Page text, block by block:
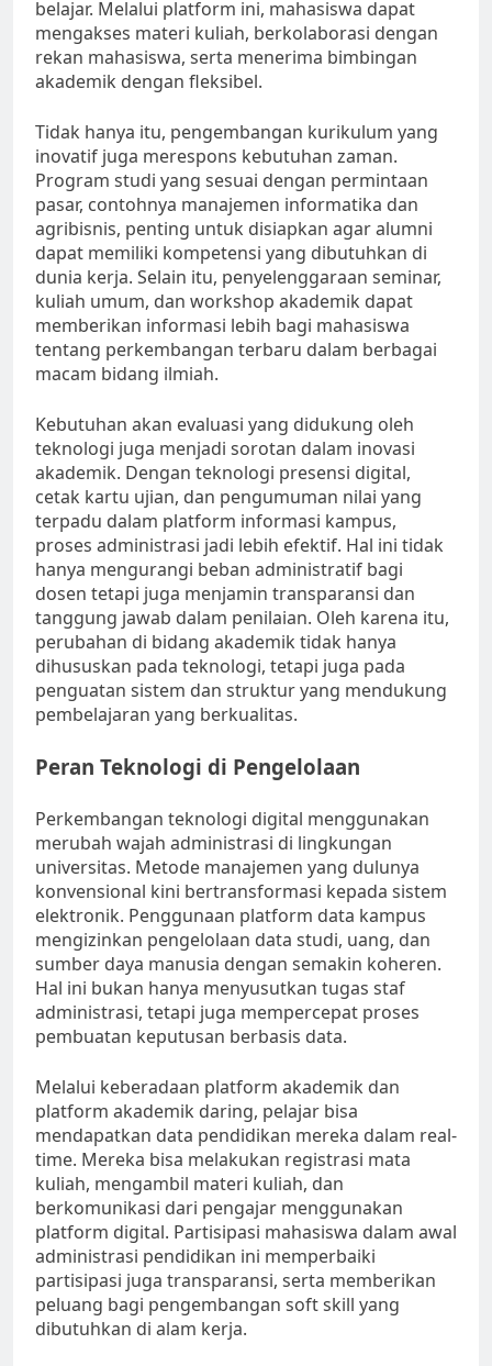
belajar. Melalui platform ini, mahasiswa dapat
mengakses materi kuliah, berkolaborasi dengan
rekan mahasiswa, serta menerima bimbingan
akademik dengan fleksibel.
Tidak hanya itu, pengembangan kurikulum yang
inovatif juga merespons kebutuhan zaman.
Program studi yang sesuai dengan permintaan
pasar, contohnya manajemen informatika dan
agribisnis, penting untuk disiapkan agar alumni
dapat memiliki kompetensi yang dibutuhkan di
dunia kerja. Selain itu, penyelenggaraan seminar,
kuliah umum, dan workshop akademik dapat
memberikan informasi lebih bagi mahasiswa
tentang perkembangan terbaru dalam berbagai
macam bidang ilmiah.
Kebutuhan akan evaluasi yang didukung oleh
teknologi juga menjadi sorotan dalam inovasi
akademik. Dengan teknologi presensi digital,
cetak kartu ujian, dan pengumuman nilai yang
terpadu dalam platform informasi kampus,
proses administrasi jadi lebih efektif. Hal ini tidak
hanya mengurangi beban administratif bagi
dosen tetapi juga menjamin transparansi dan
tanggung jawab dalam penilaian. Oleh karena itu,
perubahan di bidang akademik tidak hanya
dihususkan pada teknologi, tetapi juga pada
penguatan sistem dan struktur yang mendukung
pembelajaran yang berkualitas.
Peran Teknologi di Pengelolaan
Perkembangan teknologi digital menggunakan
merubah wajah administrasi di lingkungan
universitas. Metode manajemen yang dulunya
konvensional kini bertransformasi kepada sistem
elektronik. Penggunaan platform data kampus
mengizinkan pengelolaan data studi, uang, dan
sumber daya manusia dengan semakin koheren.
Hal ini bukan hanya menyusutkan tugas staf
administrasi, tetapi juga mempercepat proses
pembuatan keputusan berbasis data.
Melalui keberadaan platform akademik dan
platform akademik daring, pelajar bisa
mendapatkan data pendidikan mereka dalam real-
time. Mereka bisa melakukan registrasi mata
kuliah, mengambil materi kuliah, dan
berkomunikasi dari pengajar menggunakan
platform digital. Partisipasi mahasiswa dalam awal
administrasi pendidikan ini memperbaiki
partisipasi juga transparansi, serta memberikan
peluang bagi pengembangan soft skill yang
dibutuhkan di alam kerja.